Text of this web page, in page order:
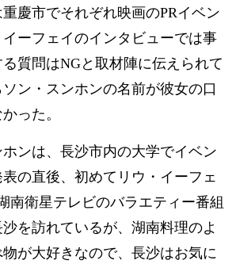
慶市でそれぞれ映画のPRイベン
イーフェイのインタビューでは事
質問はNGと取材陣に伝えられて
ン・スンホンの名前が彼女の口
った。
ンは、長沙市内の大学でイベン
表の直後、初めてリウ・イーフェ
南衛星テレビのバラエティー番組
を訪れているが、湖南料理のよ
が大好きなので、長沙はお気に